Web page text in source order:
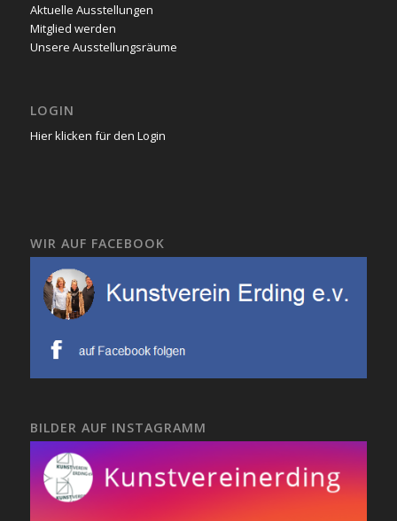
Aktuelle Ausstellungen
Mitglied werden
Unsere Ausstellungsräume
LOGIN
Hier klicken für den Login
WIR AUF FACEBOOK
BILDER AUF INSTAGRAMM